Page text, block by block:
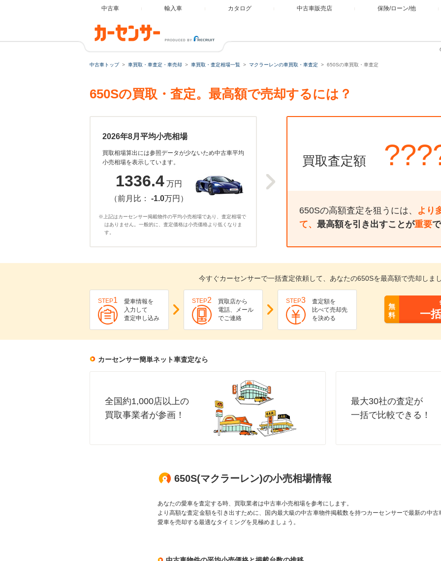
中古車 輸入車 カタログ 中古車販売店 保険/ローン/他
中古車トップ 車買取・車査定・車売却 車買取・査定相場一覧 マクラーレンの車買取・車査定 650Sの車買取・車査定
650Sの買取・査定。最高額で売却するには？
2026年8月平均小売相場
買取相場算出には参照データが少ないため中古車平均
小売相場を表示しています。
1336.4 万円
（前月比： -1.0万円）
※上記はカーセンサー掲載物件の平均小売相場であり、査定相場で
はありません。一般的に、査定価格は小売価格より低くなりま
す。
買取査定額
650Sの高額査定を狙うには、 より
て、 最高額を引き出すことが重要
今すぐカーセンサーで一括査定依頼して、あなたの650Sを最高額で売却しま
STEP1
愛車情報を
入力して
査定申し込み
STEP2
買取店から
電話、メール
でご連絡
STEP3
査定額を
比べて売却先
を決める
無
料
一
カーセンサー簡単ネット車査定なら
全国約1,000店以上の
買取事業者が参画！
最大30社の査定が
一括で比較できる！
650S(マクラーレン)の小売相場情報
あなたの愛車を査定する時、買取業者は中古車小売相場を参考にします。
より高額な査定金額を引き出すために、国内最大級の中古車物件掲載数を持つカーセンサーで最新の中古
愛車を売却する最適なタイミングを見極めましょう。